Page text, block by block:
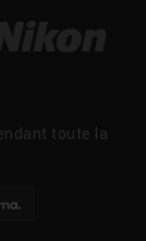
toute la